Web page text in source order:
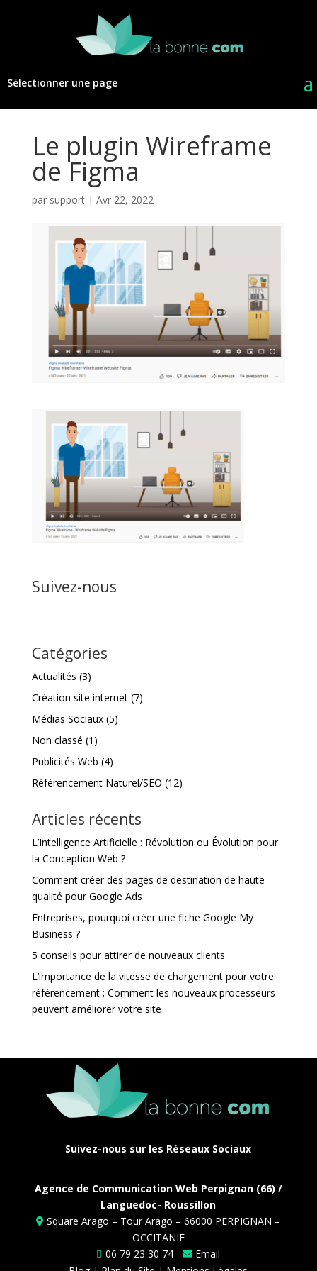
Sélectionner une page
Le plugin Wireframe
de Figma
par support| Avr 22, 2022
Suivez-nous
Catégories
Actualités (3)
Création site internet(7)
Médias Sociaux(5)
Non classé (1)
Publicités Web (4)
Référencement Naturel/SEO (12)
Articles récents
L’Intelligence Artificielle : Révolution ou Évolution pour
la Conception Web ?
Comment créer des pages de destination de haute
qualité pour Google Ads
Entreprises, pourquoi créer une fiche Google My
Business ?
5 conseils pour attirer de nouveaux clients
L’importance de la vitesse de chargement pour votre
référencement : Comment les nouveaux processeurs
peuvent améliorer votre site
Suivez-nous sur les Réseaux Sociaux
Agence de Communication Web Perpignan (66) /
Languedoc- Roussillon
Square Arago – Tour Arago – 66000 PERPIGNAN –
OCCITANIE
06 79 23 30 74 -
Email